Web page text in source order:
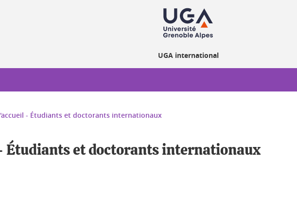
UGA international
- Étudiants et doctorants internationaux
Étudiants et doctorants internationaux